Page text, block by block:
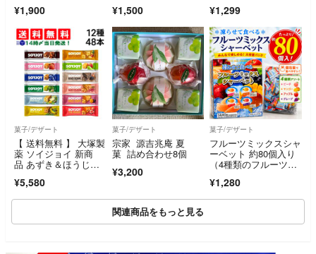
¥1,900 ェノール 製菓 お菓子
作り 無糖 400ｇ
¥1,500 ¥1,299
菓子/デザート
【 送料無料 】 大塚製
薬 ソイジョイ 新商
品 あずき＆ほうじ茶
本 詰め合わせ アソー
ト セット まとめ買い
¥5,580
菓子/デザート
宗家 源吉兆庵 夏
菓 詰め合わせ8個
¥3,200
菓子/デザート
フルーツミックスシャ
ーベット 約80個入り
（4種類のフルーツ
¥1,280
関連商品をもっと見る